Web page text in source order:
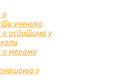
о
ученика
о испитима у
о мерама
у